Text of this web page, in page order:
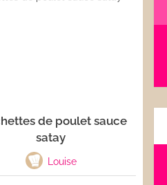
de poulet sauce
satay
Louise